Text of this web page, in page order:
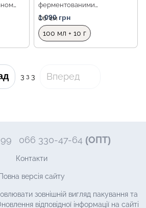
ферментованими
компонентами 2 в 1 Benton
Fermentation Essence Set
1 090 грн
Об `єм
100 мл + 10 г
3 з 3 Вперед
066 330-47-64 (ОПТ)
Контакти
Повна версія сайту
зовнішній вигляд пакування та
відповідної інформації на сайті